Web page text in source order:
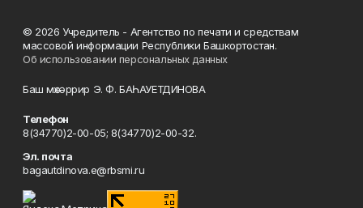
© 2026 Учредитель - Агентство по печати и средствам
массовой информации Республики Башкортостан.
Об использовании персональных данных
Баш мөхәррир Э. Ф. БАҺАУЕТДИНОВА
Телефон
8(34770)2-00-05; 8(34770)2-00-32.
Эл. почта
bagautdinova.e@rbsmi.ru